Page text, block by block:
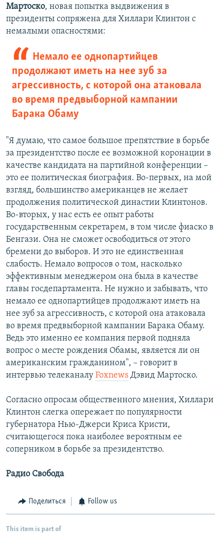
Мартоско, новая попытка выдвижения в
президенты сопряжена для Хиллари Клинтон с
немалыми опасностями:
Немало ее однопартийцев
продолжают иметь на нее зуб за
агрессивность, с которой она атаковала
во время предвыборной кампании
Барака Обаму
"Я думаю, что самое большое препятствие в борьбе
за президентство после ее возможной коронации в
качестве кандидата на партийной конференции –
это ее политическая биография. Во-первых, на мой
взгляд, большинство американцев не желает
продолжения политической династии Клинтонов.
Во-вторых, у нас есть ее опыт работы
государственным секретарем, в том числе фиаско в
Бенгази. Она не сможет освободиться от этого
бремени до выборов. И это не единственная
слабость. Немало вопросов о том, насколько
эффективным менеджером она была в качестве
главы госдепартамента. Не нужно и забывать, что
немало ее однопартийцев продолжают иметь на
нее зуб за агрессивность, с которой она атаковала
во время предвыборной кампании Барака Обаму.
Ведь это именно ее компания первой подняла
вопрос о месте рождения Обамы, является ли он
американским гражданином", – говорит в
интервью телеканалу Foxnews Дэвид Мартоско.
Согласно опросам общественного мнения, Хиллари
Клинтон слегка опережает по популярности
губернатора Нью-Джерси Криса Кристи,
считающегося пока наиболее вероятным ее
соперником в борьбе за президентство.
Радио Свобода
Поделиться Follow us
This item is part of